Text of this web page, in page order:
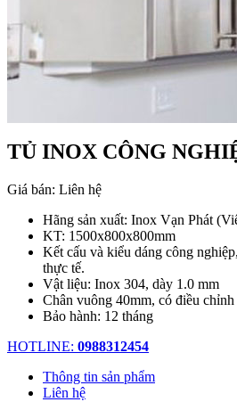
TỦ INOX CÔNG
Giá bán: Liên hệ
Hãng sản xuất: Inox Vạn Phát
KT: 1500x800x800mm
Kết cấu và kiểu dáng công
thực tế.
Vật liệu: Inox 304, dày 1.0 mm
Chân vuông 40mm, có điều chỉnh
Bảo hành: 12 tháng
HOTLINE: 0988312454
Thông tin sản phẩm
Liên hệ